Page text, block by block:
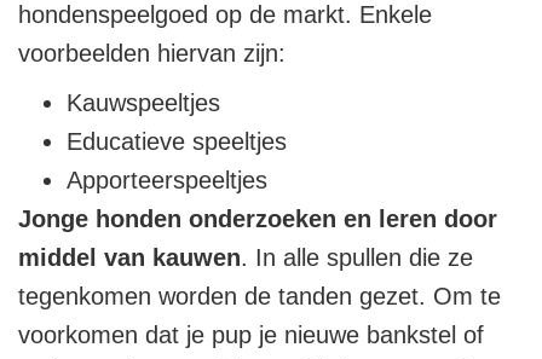
hondenspeelgoed op de markt. Enkele
voorbeelden hiervan zijn:
Kauwspeeltjes
Educatieve speeltjes
Apporteerspeeltjes
Jonge honden onderzoeken en leren door
middel van kauwen. In alle spullen die ze
tegenkomen worden de tanden gezet. Om te
voorkomen dat je pup je nieuwe bankstel of